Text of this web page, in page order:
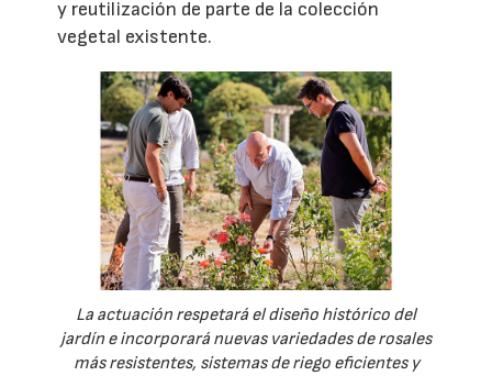
y reutilización de parte de la colección
vegetal existente.
La actuación respetará el diseño histórico del
jardín e incorporará nuevas variedades de rosales
más resistentes, sistemas de riego eficientes y